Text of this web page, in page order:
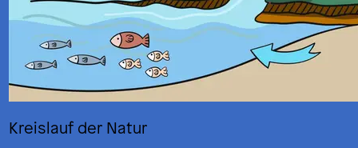
Kreislauf der Natur